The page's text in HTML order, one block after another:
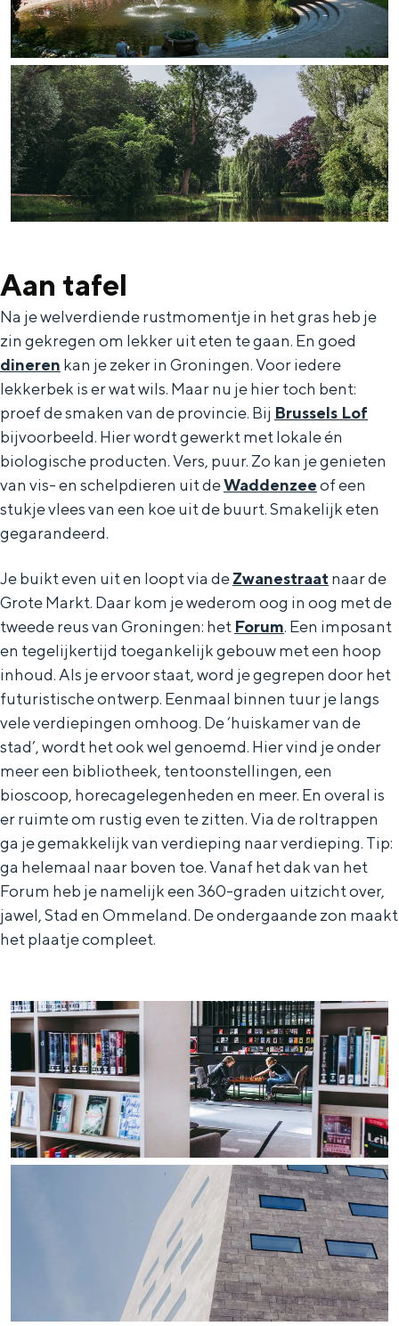
Aan tafel
Na je welverdiende rustmomentje in het gras heb je
zin gekregen om lekker uit eten te gaan. En goed
dineren kan je zeker in Groningen. Voor iedere
lekkerbek is er wat wils. Maar nu je hier toch bent:
proef de smaken van de provincie. Bij Brussels Lof
bijvoorbeeld. Hier wordt gewerkt met lokale én
biologische producten. Vers, puur. Zo kan je genieten
van vis- en schelpdieren uit deWaddenzeeof een
stukje vlees van een koe uit de buurt. Smakelijk eten
gegarandeerd.
Je buikt even uit en loopt via deZwanestraat naar de
Grote Markt. Daar kom je wederom oog in oog met de
tweede reus van Groningen: het Forum. Een imposant
en tegelijkertijd toegankelijk gebouw met een hoop
inhoud. Als je ervoor staat, word je gegrepen door het
futuristische ontwerp. Eenmaal binnen tuur je langs
vele verdiepingen omhoog. De ‘huiskamer van de
stad’, wordt het ook wel genoemd. Hier vind je onder
meer een bibliotheek, tentoonstellingen, een
bioscoop, horecagelegenheden en meer. En overal is
er ruimte om rustig even te zitten. Via de roltrappen
ga je gemakkelijk van verdieping naar verdieping. Tip:
ga helemaal naar boven toe. Vanaf het dak van het
Forum heb je namelijk een 360-graden uitzicht over,
jawel, Stad en Ommeland. De ondergaande zon maakt
het plaatje compleet.